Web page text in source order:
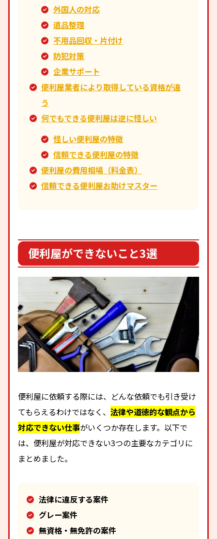
外国人の対応
遺品整理
不用品回収・片付け
防犯対策
企業サポート
便利屋業者により取得している資格が違
う
何でもできる便利屋は逆に怪しい
怪しい便利屋の特徴
信頼できる便利屋の特徴
便利屋の費用相場（料金表）
信頼できる便利屋お助けマスター
便利屋ができないこと3選
便利屋に依頼する際には、どんな依頼でも引き受け
てもらえるわけではなく、法律や道徳的な観点から
対応できない仕事がいくつか存在します。以下で
は、便利屋が対応できない3つの主要なカテゴリに
まとめました。
法律に違反する案件
グレー案件
無資格・無免許の案件